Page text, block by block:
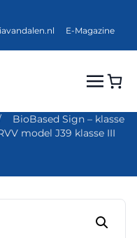
E-Magazine
BioBased Sign – klasse
model J39 klasse III